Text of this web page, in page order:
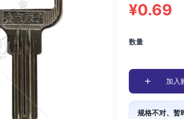
¥0.69
数量
加入
规格不对、暂